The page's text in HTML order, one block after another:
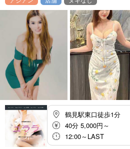
鶴見駅東口徒歩1分
40分 5,000円～
12:00～LAST